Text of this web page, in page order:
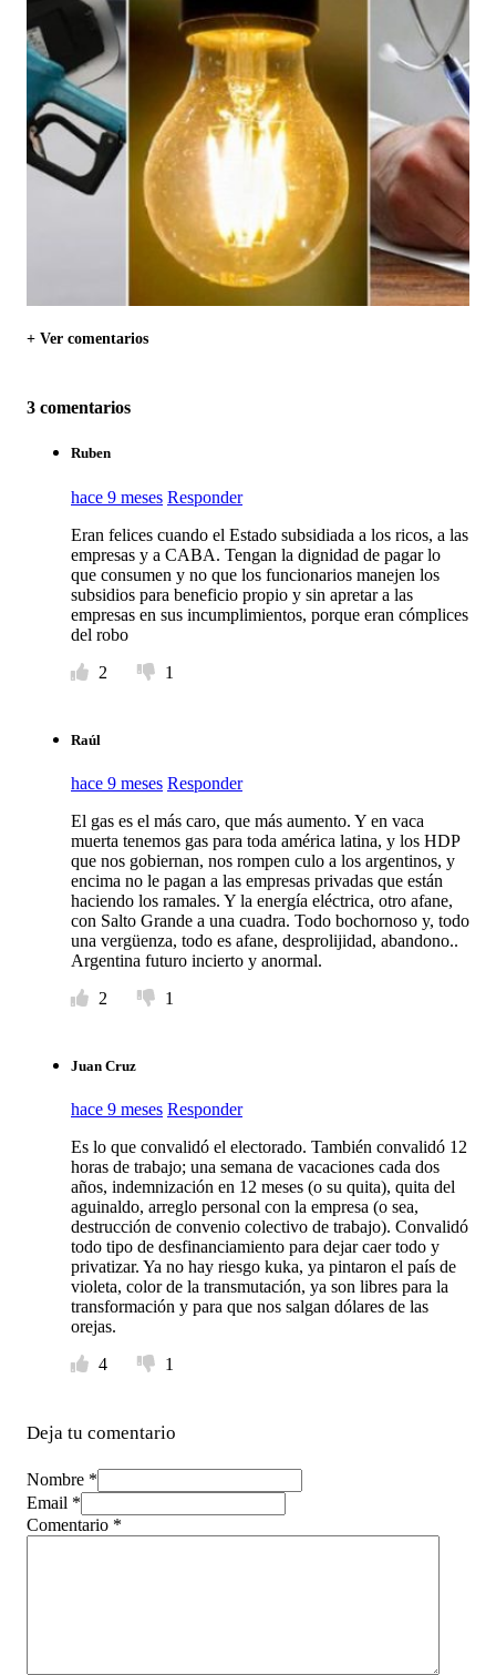
+ Ver comentarios
3 comentarios
Ruben
hace 9 meses Responder
Eran felices cuando el Estado subsidiada a los ricos, a las
empresas y a CABA. Tengan la dignidad de pagar lo
que consumen y no que los funcionarios manejen los
subsidios para beneficio propio y sin apretar a las
empresas en sus incumplimientos, porque eran cómplices
del robo
2
1
Raúl
hace 9 meses Responder
El gas es el más caro, que más aumento. Y en vaca
muerta tenemos gas para toda américa latina, y los HDP
que nos gobiernan, nos rompen culo a los argentinos, y
encima no le pagan a las empresas privadas que están
haciendo los ramales. Y la energía eléctrica, otro afane,
con Salto Grande a una cuadra. Todo bochornoso y, todo
una vergüenza, todo es afane, desprolijidad, abandono..
Argentina futuro incierto y anormal.
2
1
Juan Cruz
hace 9 meses Responder
Es lo que convalidó el electorado. También convalidó 12
horas de trabajo; una semana de vacaciones cada dos
años, indemnización en 12 meses (o su quita), quita del
aguinaldo, arreglo personal con la empresa (o sea,
destrucción de convenio colectivo de trabajo). Convalidó
todo tipo de desfinanciamiento para dejar caer todo y
privatizar. Ya no hay riesgo kuka, ya pintaron el país de
violeta, color de la transmutación, ya son libres para la
transformación y para que nos salgan dólares de las
orejas.
4
1
Deja tu comentario
Nombre *
Email *
Comentario *